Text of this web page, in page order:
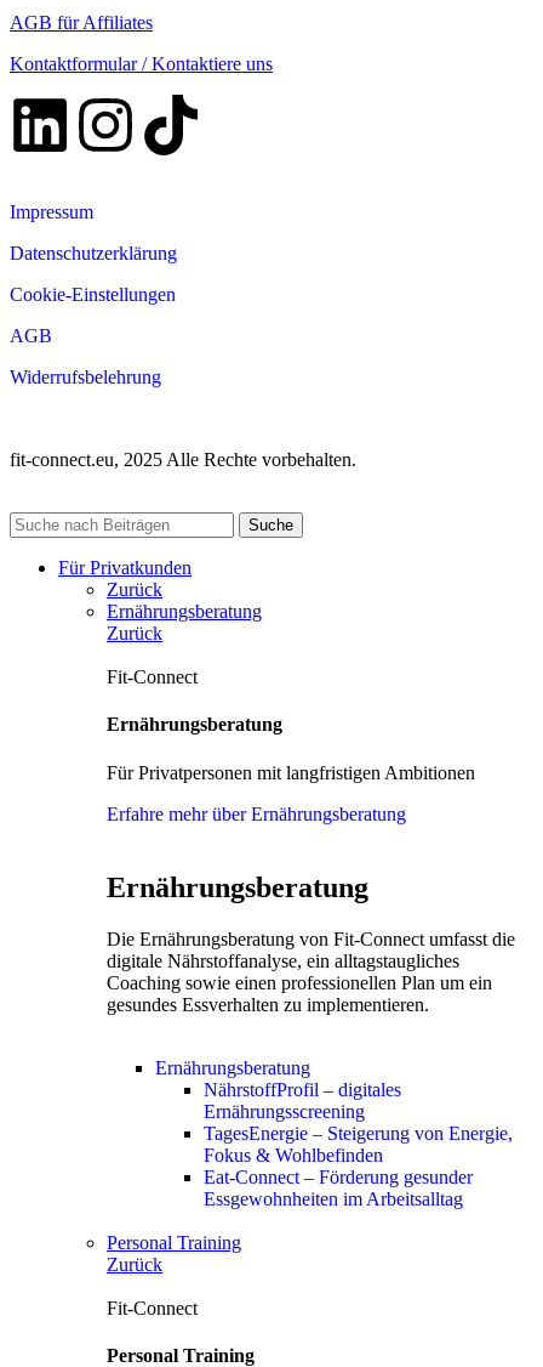
AGB für Affiliates
Kontaktformular / Kontaktiere uns
Impressum
Datenschutzerklärung
Cookie-Einstellungen
AGB
Widerrufsbelehrung
fit-connect.eu, 2025 Alle Rechte vorbehalten.
Suche
Für Privatkunden
Zurück
Ernährungsberatung
Zurück
Fit-Connect
Ernährungsberatung
Für Privatpersonen mit langfristigen Ambitionen
Erfahre mehr über Ernährungsberatung
Ernährungsberatung
Die Ernährungsberatung von Fit-Connect umfasst die
digitale Nährstoffanalyse, ein alltagstaugliches
Coaching sowie einen professionellen Plan um ein
gesundes Essverhalten zu implementieren.
Ernährungsberatung
NährstoffProfil – digitales
Ernährungsscreening
TagesEnergie – Steigerung von Energie,
Fokus & Wohlbefinden
Eat-Connect – Förderung gesunder
Essgewohnheiten im Arbeitsalltag
Personal Training
Zurück
Fit-Connect
Personal Training